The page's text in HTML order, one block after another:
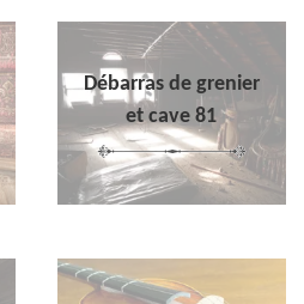
Débarras de grenier
et cave 81